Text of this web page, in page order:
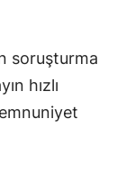
soruşturma
hızlı